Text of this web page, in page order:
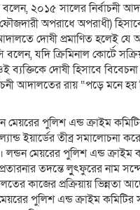
২০১৫ সালের নির্বাচনী
(ফৌজদারী অপরাধে অপরাধী)
দোষী প্রমাণিত হলেই যে
যদি ক্রিমিনাল কোর্টে
ব্যক্তিকে দোষী হিসাবে
আদালতের রায় “পড়ে মনে
মেয়রের পুলিশ এন্ড ক্রাইম
ইয়ার্ডের তীব্র সমালোচনা
লন্ডন মেয়রের পুলিশ এন্ড ক্রাইম
প্রতারনার তদন্তে লুুৎফুরের নাম
কাজের প্রক্রিয়ায় ভিন্নতা
পুলিশ এন্ড ক্রাইম